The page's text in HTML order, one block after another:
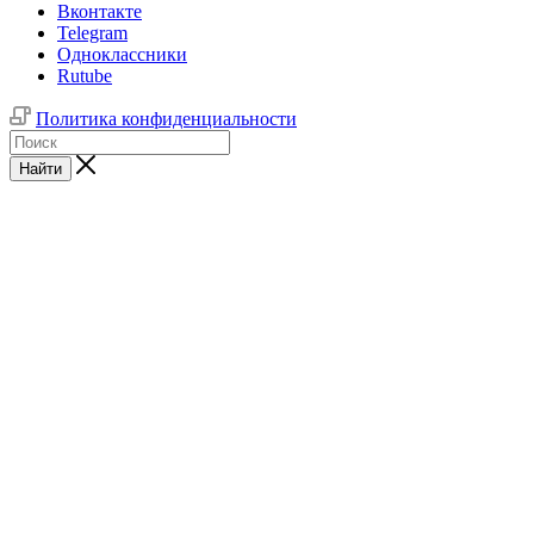
Вконтакте
Telegram
Одноклассники
Rutube
Политика конфиденциальности
Найти